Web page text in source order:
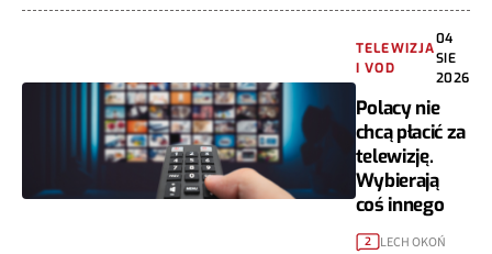
TELEWIZJA
I VOD
04
SIE
2026
Polacy nie
chcą płacić za
telewizję.
Wybierają
coś innego
2 LECH OKOŃ